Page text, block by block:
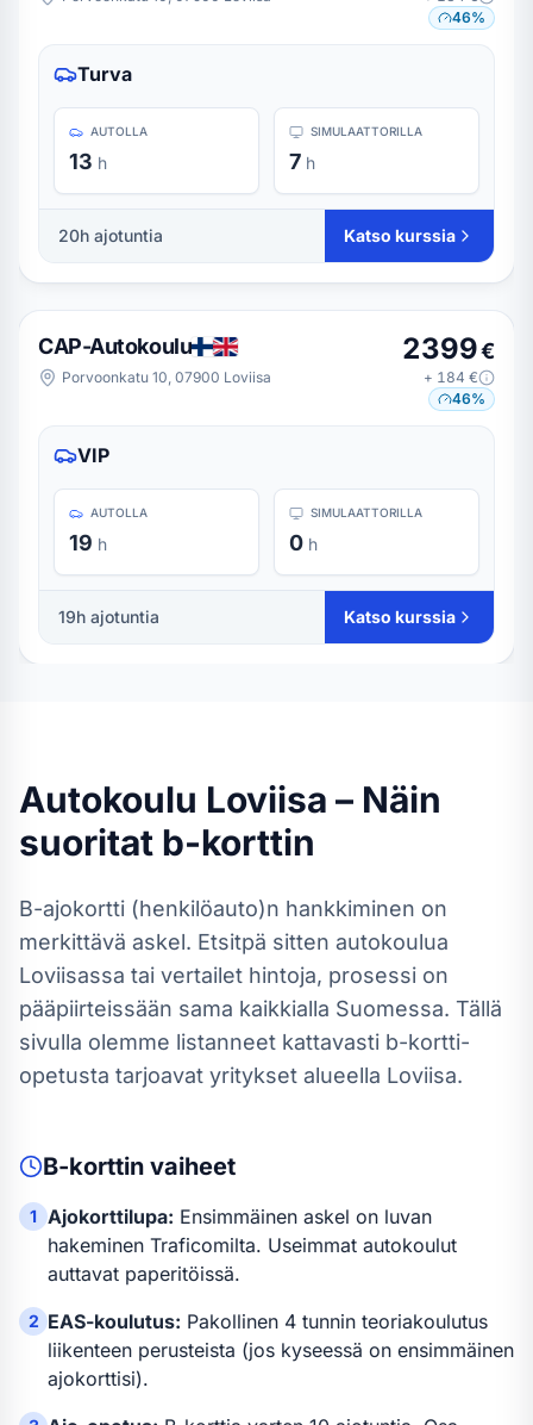
46%
Turva
AUTOLLA
13 h
SIMULAATTORILLA
7 h
20h ajotuntia Katso kurssia
CAP-Autokoulu
Porvoonkatu 10, 07900 Loviisa
2399€
+ 184 €
46%
VIP
AUTOLLA
19 h
SIMULAATTORILLA
0 h
19h ajotuntia Katso kurssia
Autokoulu Loviisa – Näin
suoritat b-korttin
B-ajokortti (henkilöauto)n hankkiminen on
merkittävä askel. Etsitpä sitten autokoulua
Loviisassa tai vertailet hintoja, prosessi on
pääpiirteissään sama kaikkialla Suomessa. Tällä
sivulla olemme listanneet kattavasti b-kortti-
opetusta tarjoavat yritykset alueella Loviisa.
B-korttin vaiheet
1 Ajokorttilupa: Ensimmäinen askel on luvan
hakeminen Traficomilta. Useimmat autokoulut
auttavat paperitöissä.
2 EAS-koulutus: Pakollinen 4 tunnin teoriakoulutus
liikenteen perusteista (jos kyseessä on ensimmäinen
ajokorttisi).